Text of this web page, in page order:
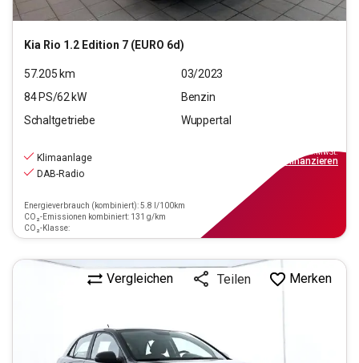
Kia Rio 1.2 Edition 7 (EURO 6d)
57.205km
03/2023
84PS/62kW
Benzin
Schaltgetriebe
Wuppertal
Klimaanlage
DAB-Radio
Energieverbrauch (kombiniert): 5.8 l/100km
CO₂-Emissionen kombiniert: 131 g/km
CO₂-Klasse:
inkl.MwSt.
finanzieren
Vergleichen Teilen Merken